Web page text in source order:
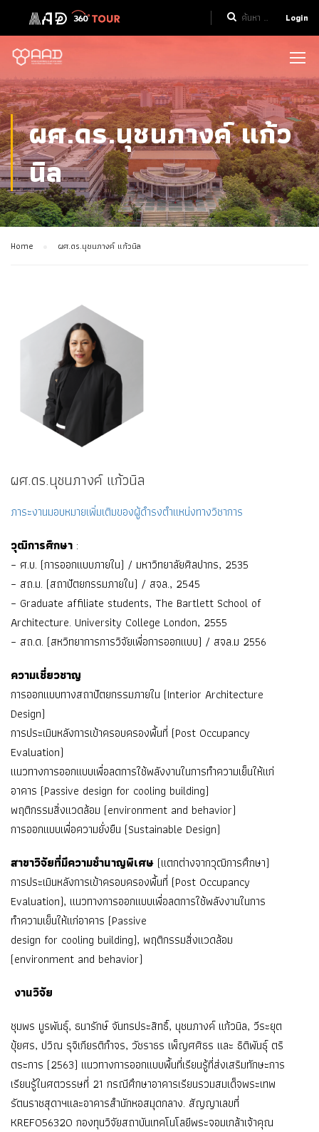
Login
ผศ.ดร.นุชนภางค์ แก้ว
นิล
Home ผศ.ดร.นุชนภางค์ แก้วนิล
ผศ.ดร.นุชนภางค์ แก้วนิล
ภาระงานมอบหมายเพิ่มเติมของผู้ดำรงตำแหน่งทางวิชาการ
วุฒิการศึกษา :
– ศ.บ. (การออกแบบภายใน) / มหาวิทยาลัยศิลปากร, 2535
– สถ.ม. (สถาปัตยกรรมภายใน) / สจล., 2545
– Graduate affiliate students, The Bartlett School of
Architecture. University College London, 2555
– สถ.ด. (สหวิทยาการการวิจัยเพื่อการออกแบบ) / สจล.ม 2556
ความเชี่ยวชาญ
การออกแบบทางสถาปัตยกรรมภายใน (Interior Architecture
Design)
การประเมินหลังการเข้าครอบครองพื้นที่ (Post Occupancy
Evaluation)
แนวทางการออกแบบเพื่อลดการใช้พลังงานในการทำความเย็นให้แก่
อาคาร (Passive design for cooling building)
พฤติกรรมสิ่งแวดล้อม (environment and behavior)
การออกแบบเพื่อความยั่งยืน (Sustainable Design)
สาขาวิจัยที่มีความชำนาญพิเศษ (แตกต่างจากวุฒิการศึกษา)
การประเมินหลังการเข้าครอบครองพื้นที่ (Post Occupancy
Evaluation), แนวทางการออกแบบเพื่อลดการใช้พลังงานในการ
ทำความเย็นให้แก่อาคาร (Passive
design for cooling building), พฤติกรรมสิ่งแวดล้อม
(environment and behavior)
งานวิจัย
ชุมพร มูรพันธุ์, ธนารักษ์ จันทรประสิทธิ์, นุชนภางค์ แก้วนิล, วีระยุต
ขุ้ยศร, ปวิณ รุจิเกียรติกำจร, วัชราธร เพ็ญศศิธร และ ธิติพันธุ์ ตริ
ตระการ (2563) แนวทางการออกแบบพื้นที่เรียนรู้ที่ส่งเสริมทักษะการ
เรียนรู้ในศตวรรษที่ 21 กรณีศึกษาอาคารเรียนรวมสมเด็จพระเทพ
รัตนราชสุดาฯและอาคารสำนักหอสมุดกลาง. สัญญาเลขที่
KREF056320 กองทุนวิจัยสถาบันเทคโนโลยีพระจอมเกล้าเจ้าคุณ